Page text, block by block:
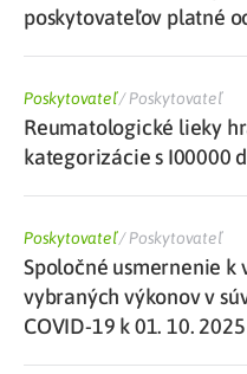
poskytovateľov platné
Poskytovateľ/Poskytovateľ
Reumatologické lieky
kategorizácie s I00000
Poskytovateľ/Poskytovateľ
Spoločné usmernenie
vybraných výkonov v
COVID-19 k 01. 10. 2025